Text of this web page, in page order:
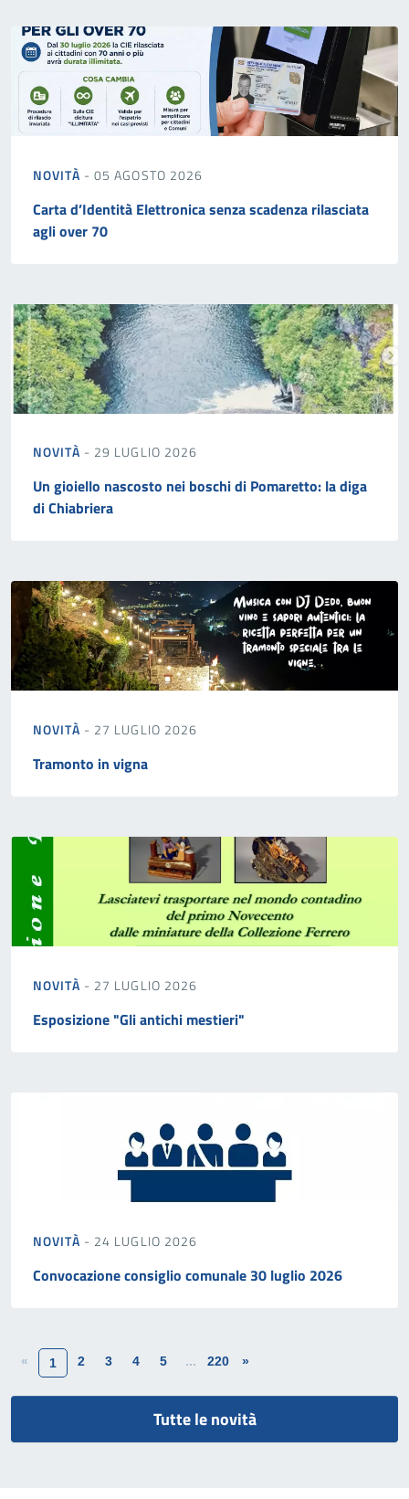
NOVITÀ - 05 AGOSTO 2026
Carta d’Identità Elettronica senza scadenza rilasciata
agli over 70
NOVITÀ - 29 LUGLIO 2026
Un gioiello nascosto nei boschi di Pomaretto: la diga
di Chiabriera
NOVITÀ - 27 LUGLIO 2026
Tramonto in vigna
NOVITÀ - 27 LUGLIO 2026
Esposizione "Gli antichi mestieri"
NOVITÀ - 24 LUGLIO 2026
Convocazione consiglio comunale 30 luglio 2026
« 1 2 3 4 5 ... 220 »
Tutte le novità